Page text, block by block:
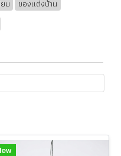
ม
ของแต่งบ้าน